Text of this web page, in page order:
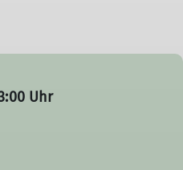
Uhr